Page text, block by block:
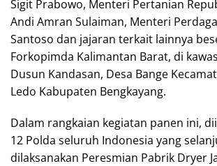
Sigit Prabowo, Menteri Pertanian
Andi Amran Sulaiman, Menteri
Santoso dan jajaran terkait lainnya
Forkopimda Kalimantan Barat, di
Dusun Kandasan, Desa Bange
Ledo Kabupaten Bengkayang.
Dalam rangkaian kegiatan panen ini,
12 Polda seluruh Indonesia yang
dilaksanakan Peresmian Pabrik Dryer